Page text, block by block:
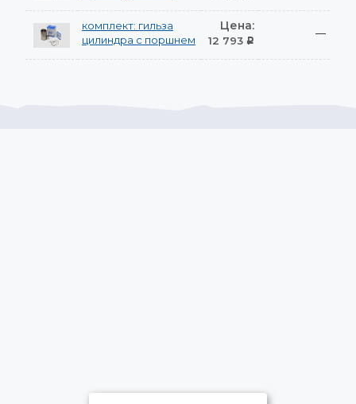
комплект: гильза
цилиндра с поршнем
Цена:
12 793 Р
—